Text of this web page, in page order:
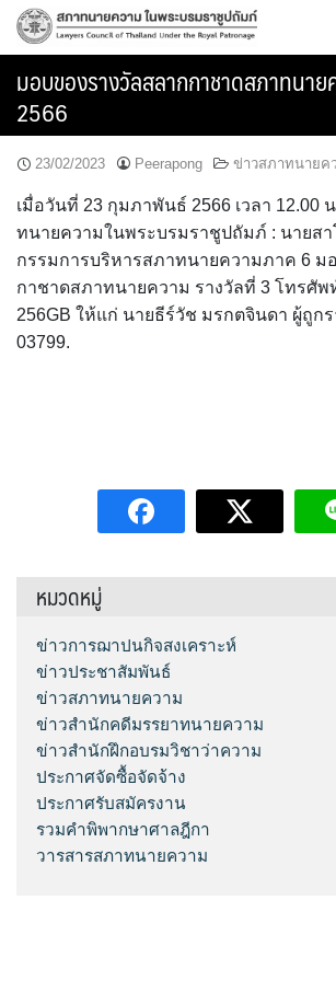
Skip
มอบของรางวัลสลากกาชาดสภาทนาย
2566
23/02/2023 Peerapong ข่าวสภาทนายค
เมื่อวันที่ 23 กุมภาพันธ์ 2566 เวลา 12.00
ทนายความในพระบรมราชูปถัมภ์ : นายสา
กรรมการบริหารสภาทนายความภาค 6 ม
กาชาดสภาทนายความ รางวัลที่ 3 โทรศัพ
256GB ให้แก่ นายธีร์วัช มรกตจินดา ผู้ถูก
03799.
หมวดหมู่
ข่าวการฌาปนกิจสงเคราะห์
ข่าวประชาสัมพันธ์
ข่าวสภาทนายความ
ข่าวสำนักคดีมรรยาทนายความ
ข่าวสำนักฝึกอบรมวิชาว่าความ
ประกาศจัดซื้อจัดจ้าง
ประกาศรับสมัครงาน
รวมคำพิพากษาศาลฎีกา
วารสารสภาทนายความ